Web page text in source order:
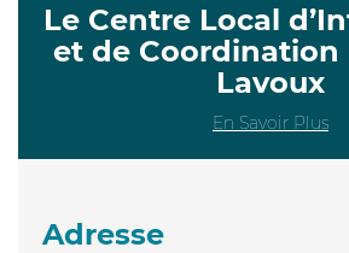
Le Centre Local
et de Coordination
Lavoux
En Savoir Plus
Adresse